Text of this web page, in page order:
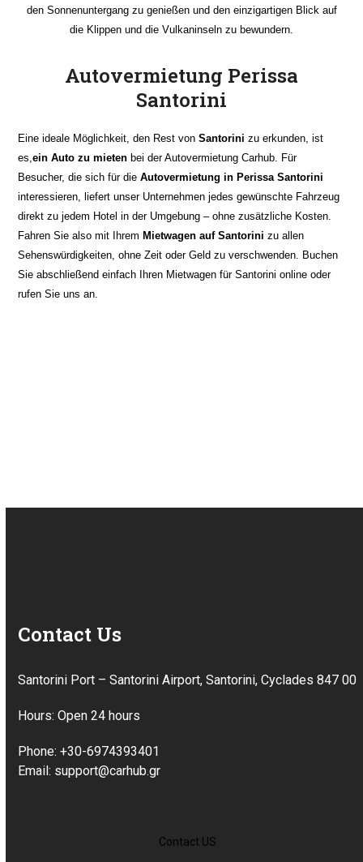
den Sonnenuntergang zu genießen und den einzigartigen Blick auf
die Klippen und die Vulkaninseln zu bewundern.
Autovermietung Perissa
Santorini
Eine ideale Möglichkeit, den Rest von Santorini zu erkunden, ist
es,ein Auto zu mieten bei der AutovermietungCarhub. Für
Besucher, die sich für die Autovermietung in Perissa Santorini
interessieren, liefert unser Unternehmen jedes gewünschte Fahrzeug
direkt zu jedem Hotel in der Umgebung – ohne zusätzliche Kosten.
Fahren Sie also mit Ihrem Mietwagen auf Santorini zu allen
Sehenswürdigkeiten, ohne Zeit oder Geld zu verschwenden. Buchen
Sie abschließend einfach Ihren Mietwagen für Santorini online oder
rufen Sie uns an.
Contact Us
Santorini Port – Santorini Airport, Santorini, Cyclades 847 00
Hours: Open 24 hours
Phone: +30-6974393401
Email: support@carhub.gr
Contact US